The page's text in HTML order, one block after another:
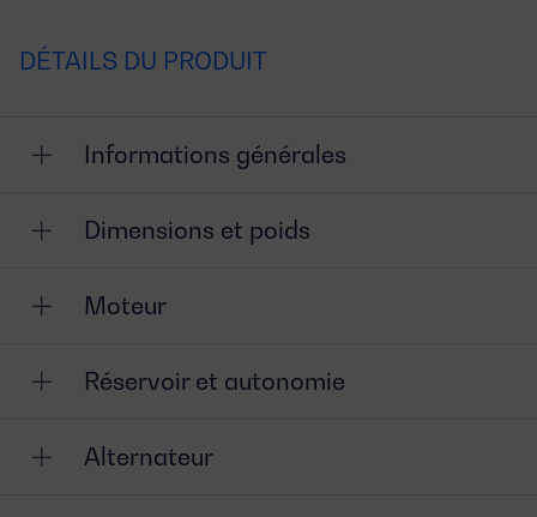
DÉTAILS DU PRODUIT
Informations générales
Dimensions et poids
Moteur
Réservoir et autonomie
Alternateur